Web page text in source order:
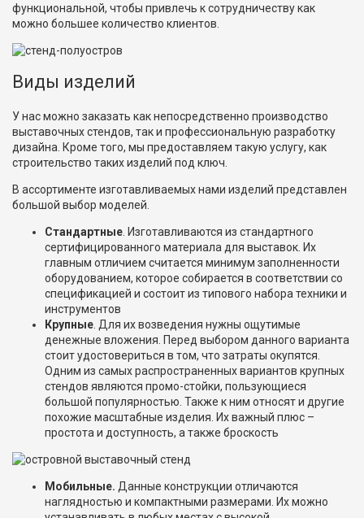
функциональной, чтобы привлечь к сотрудничеству как
можно большее количество клиентов.
Виды изделий
У нас можно заказать как непосредственно производство
выставочных стендов, так и профессиональную разработку
дизайна. Кроме того, мы предоставляем такую услугу, как
строительство таких изделий под ключ.
В ассортименте изготавливаемых нами изделий представлен
большой выбор моделей.
Стандартные . Изготавливаются из стандартного
сертифицированного материала для выставок. Их
главным отличием считается минимум заполненности
оборудованием, которое собирается в соответствии со
спецификацией и состоит из типового набора техники и
инструментов
Крупные . Для их возведения нужны ощутимые
денежные вложения. Перед выбором данного варианта
стоит удостовериться в том, что затраты окупятся.
Одним из самых распространенных вариантов крупных
стендов являются промо-стойки, пользующиеся
большой популярностью. Также к ним относят и другие
похожие масштабные изделия. Их важный плюс –
простота и доступность, а также броскость
Мобильные. Данные конструкции отличаются
наглядностью и компактными размерами. Их можно